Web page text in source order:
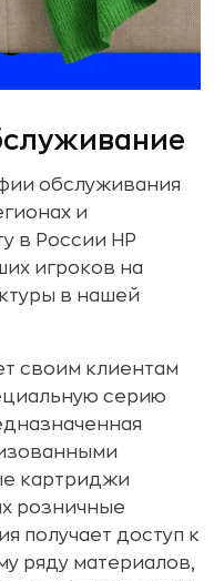
обслуживания
и
в России HP
игроков на
в нашей
своим клиентам
серию
картриджи
розничные
получает доступ к
ряду материалов,